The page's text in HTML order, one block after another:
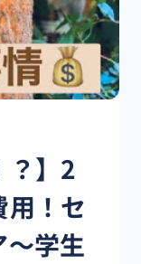
？】2
用！セ
学生